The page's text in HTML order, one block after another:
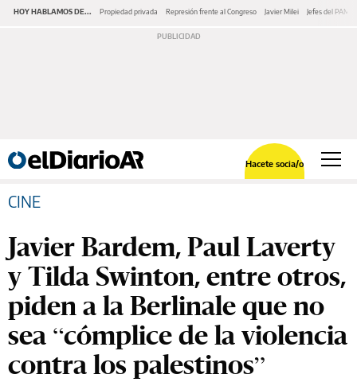
HOY HABLAMOS DE... Propiedad privada Represión frente al Congreso Javier Milei Jefes del PAMI
Hacete socia/o
CINE
Javier Bardem, Paul Laverty
y Tilda Swinton, entre otros,
piden a la Berlinale que no
sea “cómplice de la violencia
contra los palestinos”